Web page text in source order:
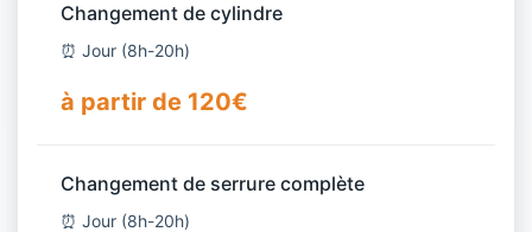
Changement de cylindre
⏰ Jour (8h-20h)
à partir de 120€
Changement de serrure complète
⏰ Jour (8h-20h)